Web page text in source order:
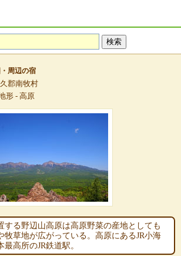
周辺の宿
郡南牧村
形 - 高原
する野辺山高原は高原野菜の産地としても
牧草地が広がっている。高原にあるJR小海
高所のJR鉄道駅。